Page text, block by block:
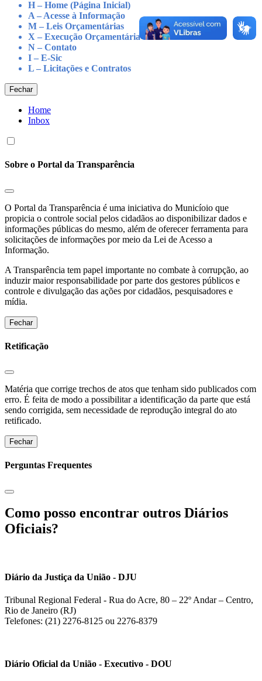
H – Home (Página Inicial)
A – Acesse à Informação
M – Leis Orçamentárias
X – Execução Orçamentária
N – Contato
I – E-Sic
L – Licitações e Contratos
Fechar
Home
Inbox
Sobre o Portal da Transparência
O Portal da Transparência é uma iniciativa do Municíoio que
propicia o controle social pelos cidadãos ao disponibilizar dados e
informações públicas do mesmo, além de oferecer ferramenta para
solicitações de informações por meio da Lei de Acesso a
Informação.
A Transparência tem papel importante no combate à corrupção, ao
induzir maior responsabilidade por parte dos gestores públicos e
controle e divulgação das ações por cidadãos, pesquisadores e
mídia.
Fechar
Retificação
Matéria que corrige trechos de atos que tenham sido publicados com
erro. É feita de modo a possibilitar a identificação da parte que está
sendo corrigida, sem necessidade de reprodução integral do ato
retificado.
Fechar
Perguntas Frequentes
Como posso encontrar outros Diários
Oficiais?
Diário da Justiça da União - DJU
Tribunal Regional Federal - Rua do Acre, 80 – 22º Andar – Centro,
Rio de Janeiro (RJ)
Telefones: (21) 2276-8125 ou 2276-8379
Diário Oficial da União - Executivo - DOU